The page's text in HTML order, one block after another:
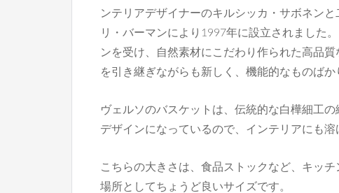
ンテリアデザイナーのキルシッカ・サボネン
リ・バーマンにより1997年に設立されました
ンを受け、自然素材にこだわり作られた高品
を引き継ぎながらも新しく、機能的なものばか
ヴェルソのバスケットは、伝統的な白樺細工
デザインになっているので、インテリアにも溶
こちらの大きさは、食品ストックなど、キッ
場所としてちょうど良いサイズです。